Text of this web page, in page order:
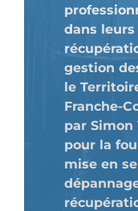
dans
gestion
le
Franche-
par
pour la
mise en